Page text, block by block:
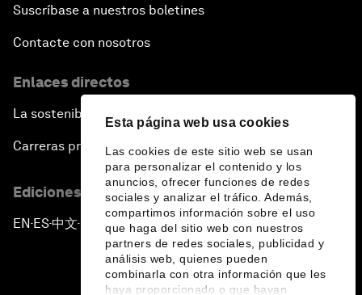
Esta página web usa cookies
Las cookies de este sitio web se usan
para personalizar el contenido y los
anuncios, ofrecer funciones de redes
sociales y analizar el tráfico. Además,
compartimos información sobre el uso
que haga del sitio web con nuestros
partners de redes sociales, publicidad y
análisis web, quienes pueden
combinarla con otra información que les
haya proporcionado o que hayan
Suscríbase a nuestros boletines
Contacte con nosotros
Enlaces directos
La sostenibilidad en el Foro
Carreras profesionales
Ediciones en otros idiomas
EN ▪ES▪中文▪ 日本語